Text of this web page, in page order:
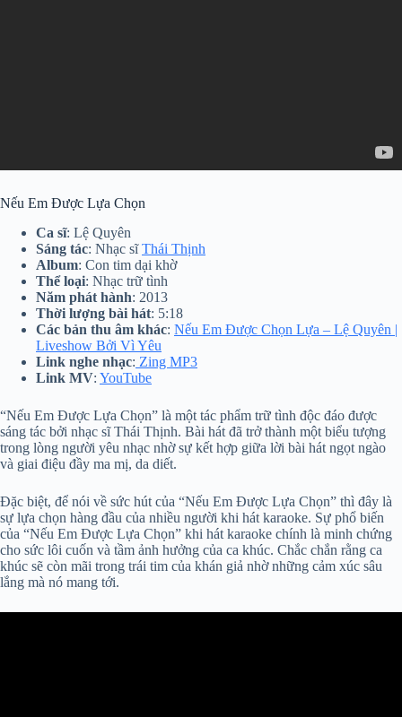
Nếu Em Được Lựa Chọn
Ca sĩ: Lệ Quyên
Sáng tác: Nhạc sĩThái Thịnh
Album: Con tim dại khờ
Thể loại: Nhạc trữ tình
Năm phát hành: 2013
Thời lượng bài hát: 5:18
Các bản thu âm khác: Nếu Em Được Chọn Lựa – Lệ Quyên |
Liveshow Bởi Vì Yêu
Link nghe nhạc: Zing MP3
Link MV: YouTube
“Nếu Em Được Lựa Chọn” là một tác phẩm trữ tình độc đáo được
sáng tác bởi nhạc sĩ Thái Thịnh. Bài hát đã trở thành một biểu tượng
trong lòng người yêu nhạc nhờ sự kết hợp giữa lời bài hát ngọt ngào
và giai điệu đầy ma mị, da diết.
Đặc biệt, để nói về sức hút của “Nếu Em Được Lựa Chọn” thì đây là
sự lựa chọn hàng đầu của nhiều người khi hát karaoke. Sự phổ biến
của “Nếu Em Được Lựa Chọn” khi hát karaoke chính là minh chứng
cho sức lôi cuốn và tầm ảnh hưởng của ca khúc. Chắc chắn rằng ca
khúc sẽ còn mãi trong trái tim của khán giả nhờ những cảm xúc sâu
lắng mà nó mang tới.